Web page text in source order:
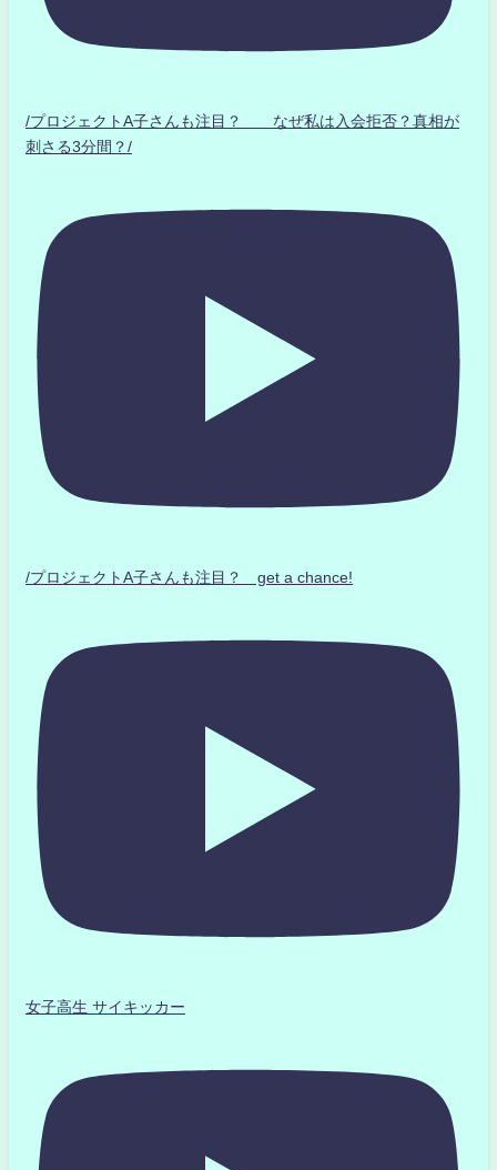
/プロジェクトA子さんも注目？ なぜ私は入会拒否？真相が
刺さる3分間？/
/プロジェクトA子さんも注目？ get a chance!
女子高生 サイキッカー